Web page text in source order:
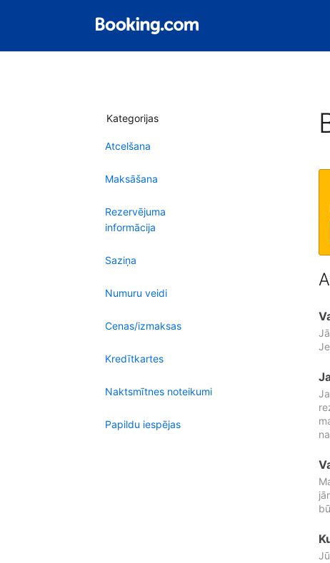
Kategorijas
Atcelšana
Maksāšana
Rezervējuma
informācija
Saziņa
Numuru veidi
Cenas/izmaksas
Kredītkartes
Naktsmītnes noteikumi
Papildu iespējas